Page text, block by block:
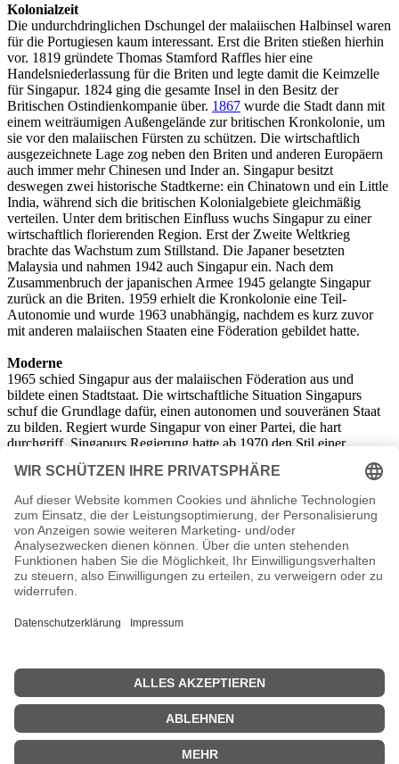
Kolonialzeit
Die undurchdringlichen Dschungel der malaiischen Halbinsel waren
für die Portugiesen kaum interessant. Erst die Briten stießen hierhin
vor. 1819 gründete Thomas Stamford Raffles hier eine
Handelsniederlassung für die Briten und legte damit die Keimzelle
für Singapur. 1824 ging die gesamte Insel in den Besitz der
Britischen Ostindienkompanie über. 1867 wurde die Stadt dann mit
einem weiträumigen Außengelände zur britischen Kronkolonie, um
sie vor den malaiischen Fürsten zu schützen. Die wirtschaftlich
ausgezeichnete Lage zog neben den Briten und anderen Europäern
auch immer mehr Chinesen und Inder an. Singapur besitzt
deswegen zwei historische Stadtkerne: ein Chinatown und ein Little
India, während sich die britischen Kolonialgebiete gleichmäßig
verteilen. Unter dem britischen Einfluss wuchs Singapur zu einer
wirtschaftlich florierenden Region. Erst der Zweite Weltkrieg
brachte das Wachstum zum Stillstand. Die Japaner besetzten
Malaysia und nahmen 1942 auch Singapur ein. Nach dem
Zusammenbruch der japanischen Armee 1945 gelangte Singapur
zurück an die Briten. 1959 erhielt die Kronkolonie eine Teil-
Autonomie und wurde 1963 unabhängig, nachdem es kurz zuvor
mit anderen malaiischen Staaten eine Föderation gebildet hatte.
Moderne
1965 schied Singapur aus der malaiischen Föderation aus und
bildete einen Stadtstaat. Die wirtschaftliche Situation Singapurs
schuf die Grundlage dafür, einen autonomen und souveränen Staat
zu bilden. Regiert wurde Singapur von einer Partei, die hart
durchgriff. Singapurs Regierung hatte ab 1970 den Stil einer
diktatorischen Polizeiregierung. Der wirtschaftliche Erfolg
verschaffte jedoch dieser autokratischen Regierung regen Zuspruch
einem der Tigerstaaten, wirtschaftlich potent und eine der Stützen
der modernen Weltwirtschaft. 1997 erlebte Singapur die Asienkrise,
eine Wirtschaftskrise, die das gesamte Asien zusammenbrechen ließ.
Auch hier verhalf der harte Kurs der Regierung wieder zu
wirtschaftlichem Wohlstand. Seit 2004 ein neuer Premierminister
regiert, hat sich die autoritäre Herrschaft jedoch erheblich gelockert.
Malaysia, sowohl über territoriale Ansprüche als auch über die
südostasiatischen Staaten gebracht und kann heute als
Musterbeispiel wirtschaftlicher Tüchtigkeit in dieser Region gelten.